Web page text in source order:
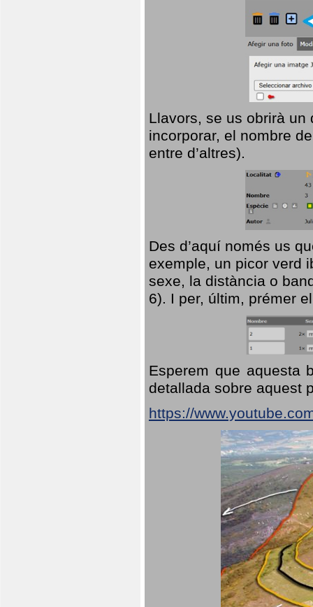
Llavors, se us obrirà
incorporar, el nombre
entre d’altres).
Des d’aquí només us
exemple, un picor verd
sexe, la distància o
6). I per, últim, prémer
Esperem que aquesta
detallada sobre aquest
https://